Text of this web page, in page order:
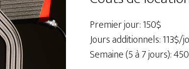
Pro
Premier jour: 150$
Jours additionnels: 113$/
Semaine (5 à 7 jours):